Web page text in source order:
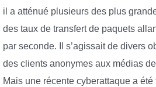
il a atténué plusieurs des plus
des taux de transfert de paquets
par seconde. Il s’agissait de divers
des clients anonymes aux médias
Mais une récente cyberattaque a